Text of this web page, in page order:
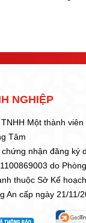
NGHIỆP
Một thành
Tâm
chứng nhận đăng ký
do
thuộc Sở Kế
An cấp ngày 21/11/